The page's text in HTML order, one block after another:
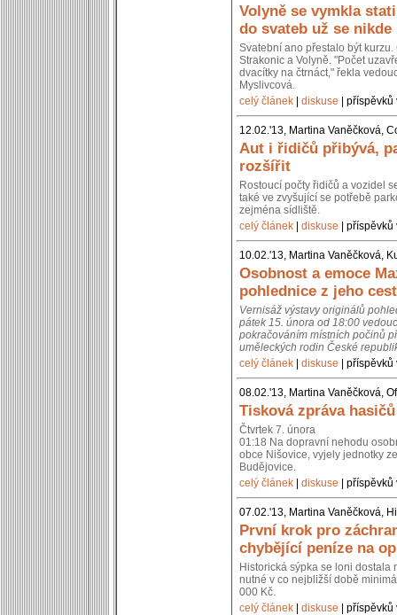
Volyně se vymkla
do svateb už se nikde
Svatební ano přestalo být
Strakonic a Volyně. "Počet
dvacítky na čtrnáct," řekla
Myslivcová.
celý článek
diskuse |
12.02.'13, Martina Vaněčková,
Aut i řidičů přibývá,
rozšířit
Rostoucí počty řidičů a vozidel
také ve zvyšující se potřebě
zejména sídliště.
celý článek
diskuse |
10.02.'13, Martina Vaněčková,
Osobnost a emoce
pohlednice z jeho cest
Vernisáž výstavy originálů
pátek 15. února od 18:00
pokračováním místních počinů
uměleckých rodin České
celý článek
diskuse |
08.02.'13, Martina Vaněčková,
Tisková zpráva
Čtvrtek 7. února
01:18 Na dopravní nehodu
obce Nišovice, vyjely jednotky
Budějovice.
celý článek
diskuse |
07.02.'13, Martina Vaněčková,
První krok pro
chybějící peníze na
Historická sýpka se loni
nutné v co nejbližší době
000 Kč.
celý článek
diskuse |